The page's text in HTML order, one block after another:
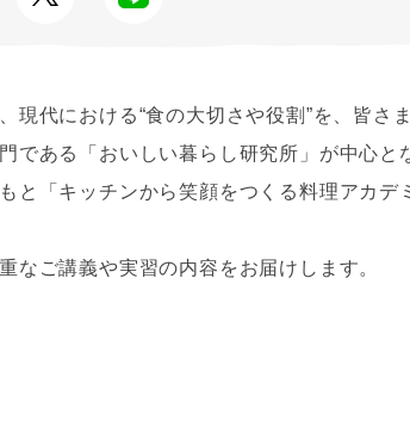
代における“食の大切さや役割”を、皆さ
である「おいしい暮らし研究所」が中心と
と「キッチンから笑顔をつくる料理アカデ
なご講義や実習の内容をお届けします。